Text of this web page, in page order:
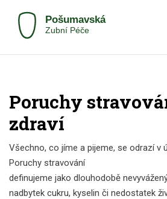
Poruchy
zdraví
Všechno, co jíme a pijeme, se odrazí v
Poruchy stravování
definujeme jako dlouhodobě
nadbytek cukru, kyselin či nedostatek